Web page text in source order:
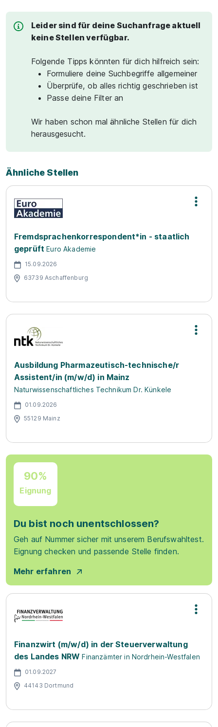
Leider sind für deine Suchanfrage aktuell
keine Stellen verfügbar.
Folgende Tipps könnten für dich hilfreich sein:
Formuliere deine Suchbegriffe allgemeiner
Überprüfe, ob alles richtig geschrieben ist
Passe deine Filter an
Wir haben schon mal ähnliche Stellen für dich
herausgesucht.
Ähnliche Stellen
Fremdsprachenkorrespondent*in - staatlich
geprüft Euro Akademie
15.09.2026
63739 Aschaffenburg
Ausbildung Pharmazeutisch-technische/r
Assistent/in (m/w/d) in Mainz
Naturwissenschaftliches Technikum Dr. Künkele
01.09.2026
55129 Mainz
90%
Eignung
Du bist noch unentschlossen?
Geh auf Nummer sicher mit unserem Berufswahltest.
Eignung checken und passende Stelle finden.
Mehr erfahren
Finanzwirt (m/w/d) in der Steuerverwaltung
des Landes NRW Finanzämter in Nordrhein-Westfalen
01.09.2027
44143 Dortmund